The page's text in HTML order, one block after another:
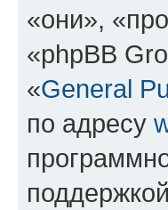
«они»,
«phpBB
«General
по адресу